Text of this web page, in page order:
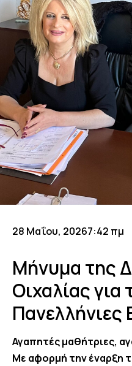
28 Μαΐου, 20267:42 πμ
Μήνυμα της
Οιχαλίας για
Πανελλήνιες
Αγαπητές μαθήτριες,
Με αφορμή την έναρξη